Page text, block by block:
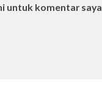
untuk komentar saya